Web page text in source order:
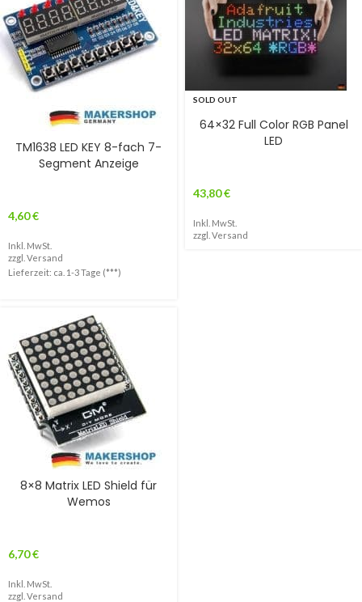
TM1638 LED KEY 8-fach 7-
Segment Anzeige
4,60€
Inkl. MwSt.
zzgl. Versand
Lieferzeit: ca. 1-3 Tage (***)
SOLD OUT
64×32 Full Color RGB Panel
LED
43,80€
Inkl. MwSt.
zzgl. Versand
8×8 Matrix LED Shield für
Wemos
6,70€
Inkl. MwSt.
zzgl. Versand